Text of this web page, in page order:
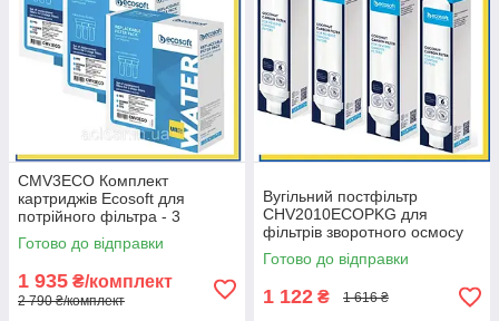
CMV3ECO Комплект
картриджів Ecosoft для
потрійного фільтра - 3
комплекта
Готово до відправки
1 935 ₴/комплект
2 790 ₴/комплект
Вугільний постфільтр
CHV2010ECOPKG для
фільтрів зворотного осмосу
(4 шт.)
Готово до відправки
1 122 ₴ 1 616 ₴